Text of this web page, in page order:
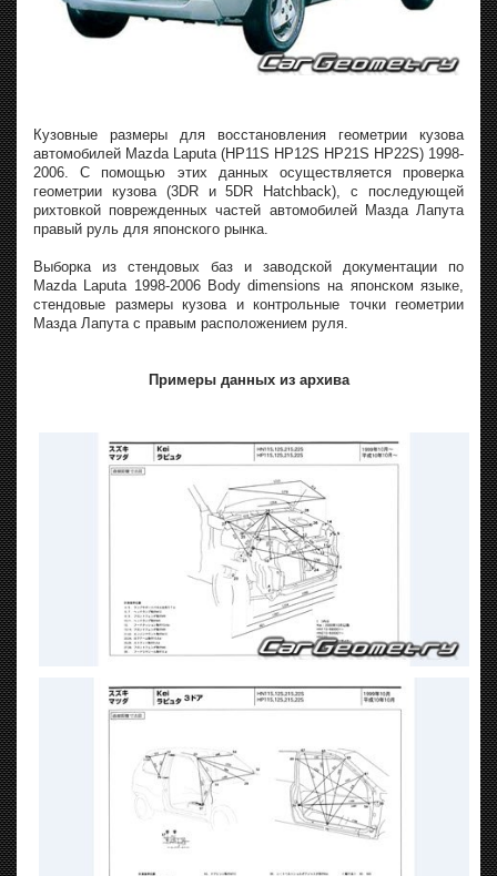
Кузовные размеры для восстановления геометрии кузова
автомобилей Mazda Laputa (HP11S HP12S HP21S HP22S) 1998-
2006. С помощью этих данных осуществляется проверка
геометрии кузова (3DR и 5DR Hatchback), с последующей
рихтовкой поврежденных частей автомобилей Мазда Лапута
правый руль для японского рынка.
Выборка из стендовых баз и заводской документации по
Mazda Laputa 1998-2006 Body dimensions на японском языке,
стендовые размеры кузова и контрольные точки геометрии
Мазда Лапута с правым расположением руля.
Примеры данных из архива